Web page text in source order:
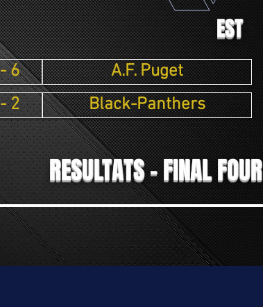
EST
EST
RESULTATS - FINAL FOUR
A.F. Puget
6
2
Black-Panthers